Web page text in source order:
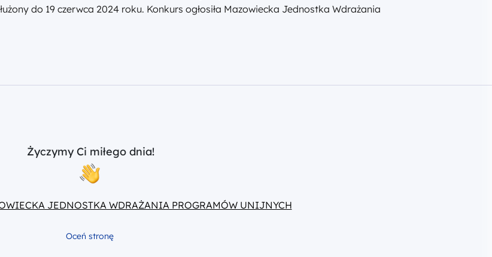
do 19 czerwca 2024 roku. Konkurs ogłosiła Mazowiecka Jednostka Wdrażania
Życzymy Ci miłego dnia!
JEDNOSTKA WDRAŻANIA PROGRAMÓW UNIJNYCH
Oceń stronę